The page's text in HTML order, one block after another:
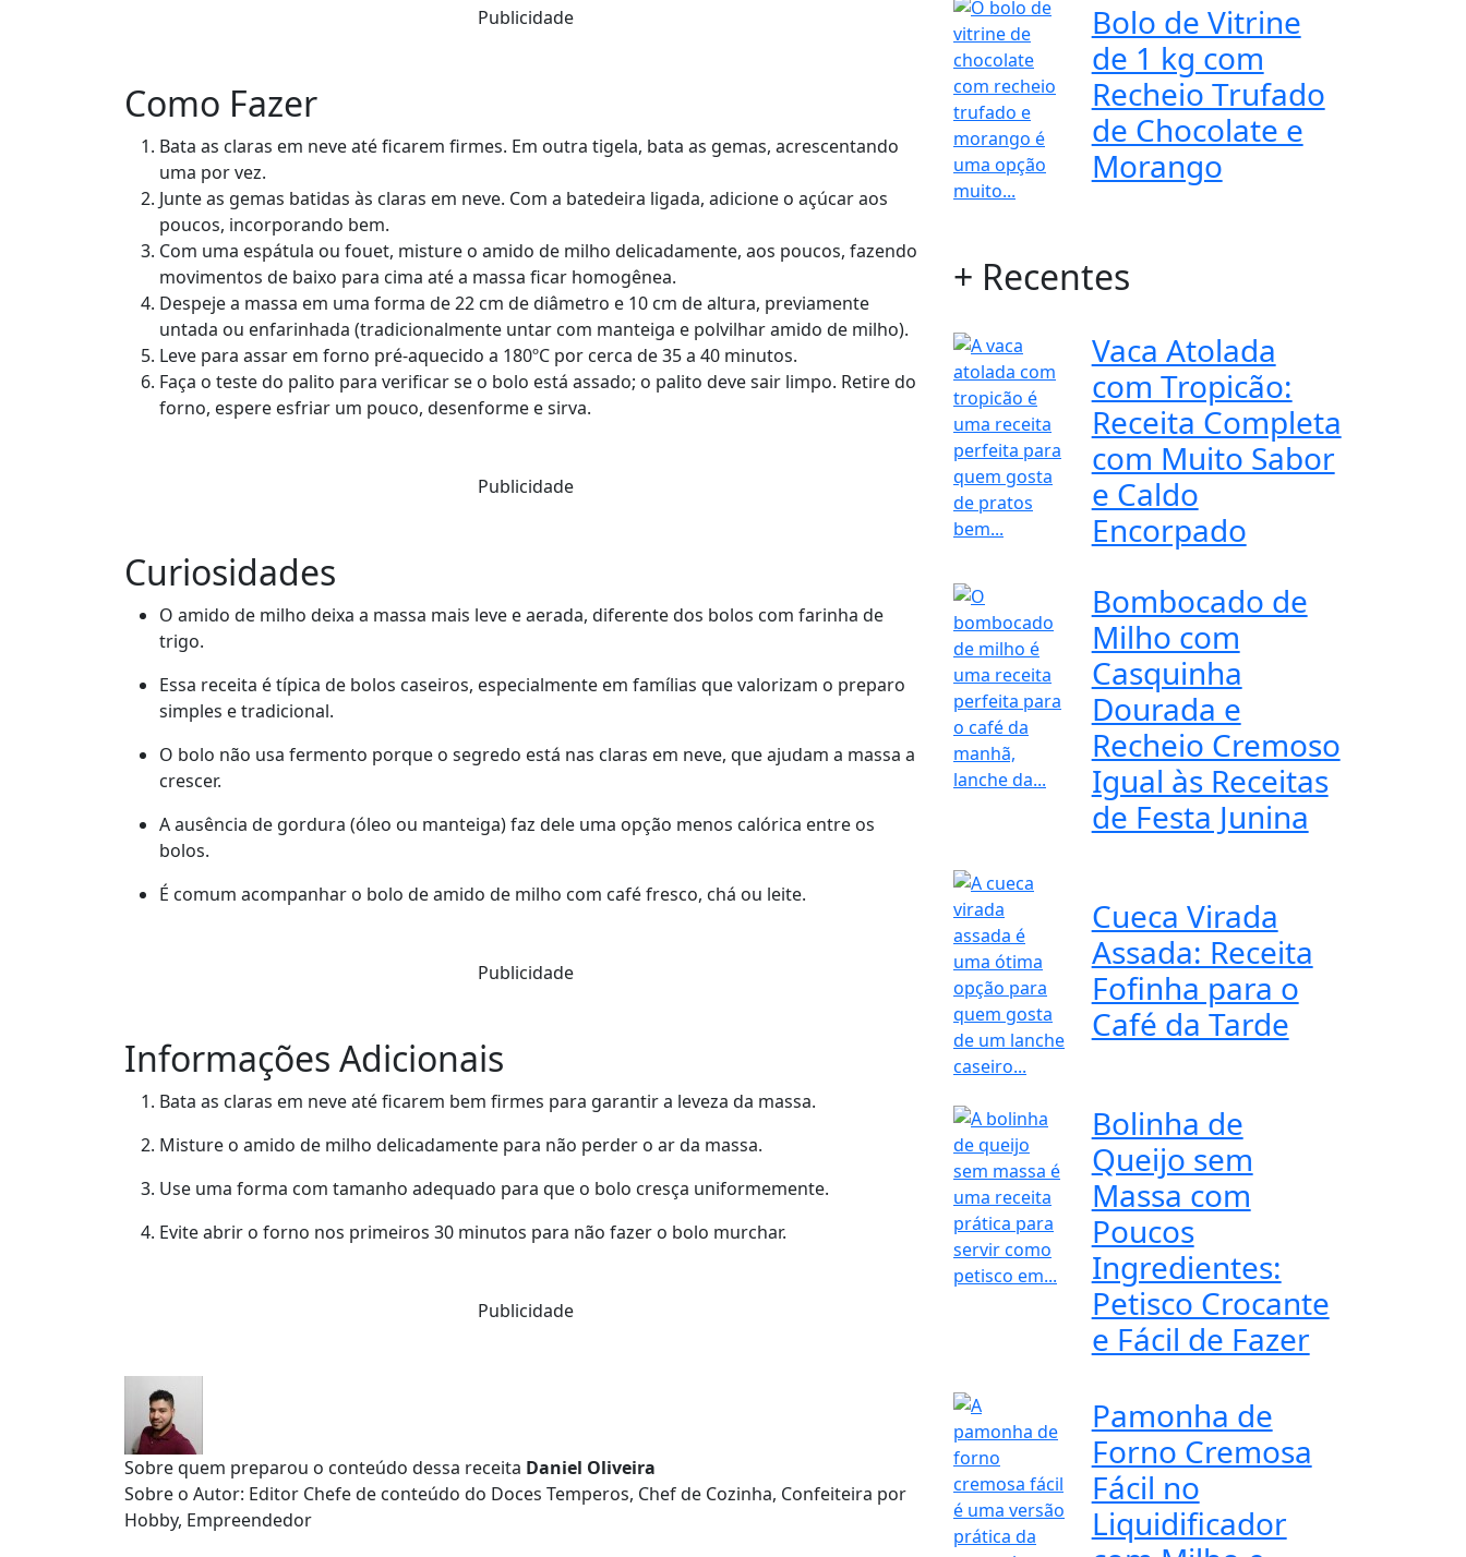
Publicidade
Como Fazer
Bata as claras em neve até ficarem firmes. Em outra tigela, bata as gemas, acrescentando
uma por vez.
Junte as gemas batidas às claras em neve. Com a batedeira ligada, adicione o açúcar aos
poucos, incorporando bem.
Com uma espátula ou fouet, misture o amido de milho delicadamente, aos poucos, fazendo
movimentos de baixo para cima até a massa ficar homogênea.
Despeje a massa em uma forma de 22 cm de diâmetro e 10 cm de altura, previamente
untada ou enfarinhada (tradicionalmente untar com manteiga e polvilhar amido de milho).
Leve para assar em forno pré-aquecido a 180ºC por cerca de 35 a 40 minutos.
Faça o teste do palito para verificar se o bolo está assado; o palito deve sair limpo. Retire do
forno, espere esfriar um pouco, desenforme e sirva.
Publicidade
Curiosidades
O amido de milho deixa a massa mais leve e aerada, diferente dos bolos com farinha de
trigo.
Essa receita é típica de bolos caseiros, especialmente em famílias que valorizam o preparo
simples e tradicional.
O bolo não usa fermento porque o segredo está nas claras em neve, que ajudam a massa a
crescer.
A ausência de gordura (óleo ou manteiga) faz dele uma opção menos calórica entre os
bolos.
É comum acompanhar o bolo de amido de milho com café fresco, chá ou leite.
Publicidade
Informações Adicionais
Bata as claras em neve até ficarem bem firmes para garantir a leveza da massa.
Misture o amido de milho delicadamente para não perder o ar da massa.
Use uma forma com tamanho adequado para que o bolo cresça uniformemente.
Evite abrir o forno nos primeiros 30 minutos para não fazer o bolo murchar.
Publicidade
Sobre quem preparou o conteúdo dessa receita Daniel Oliveira
Sobre o Autor: Editor Chefe de conteúdo do Doces Temperos, Chef de Cozinha, Confeiteira por
Hobby, Empreendedor
Bolo de Vitrine
de 1 kg com
Recheio Trufado
de Chocolate e
Morango
+ Recentes
Vaca Atolada
com Tropicão:
Receita Completa
com Muito Sabor
e Caldo
Encorpado
Bombocado de
Milho com
Casquinha
Dourada e
Recheio Cremoso
Igual às Receitas
de Festa Junina
Cueca Virada
Assada: Receita
Fofinha para o
Café da Tarde
Bolinha de
Queijo sem
Massa com
Poucos
Ingredientes:
Petisco Crocante
e Fácil de Fazer
Pamonha de
Forno Cremosa
Fácil no
Liquidificador